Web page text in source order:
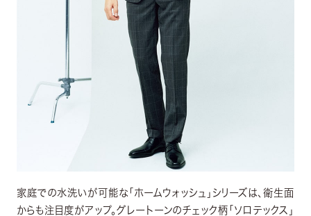
家庭での水洗いが可能な「ホームウォッシュ」シリーズは、衛生面
からも注目度がアップ。グレートーンのチェック柄「ソロテックス」